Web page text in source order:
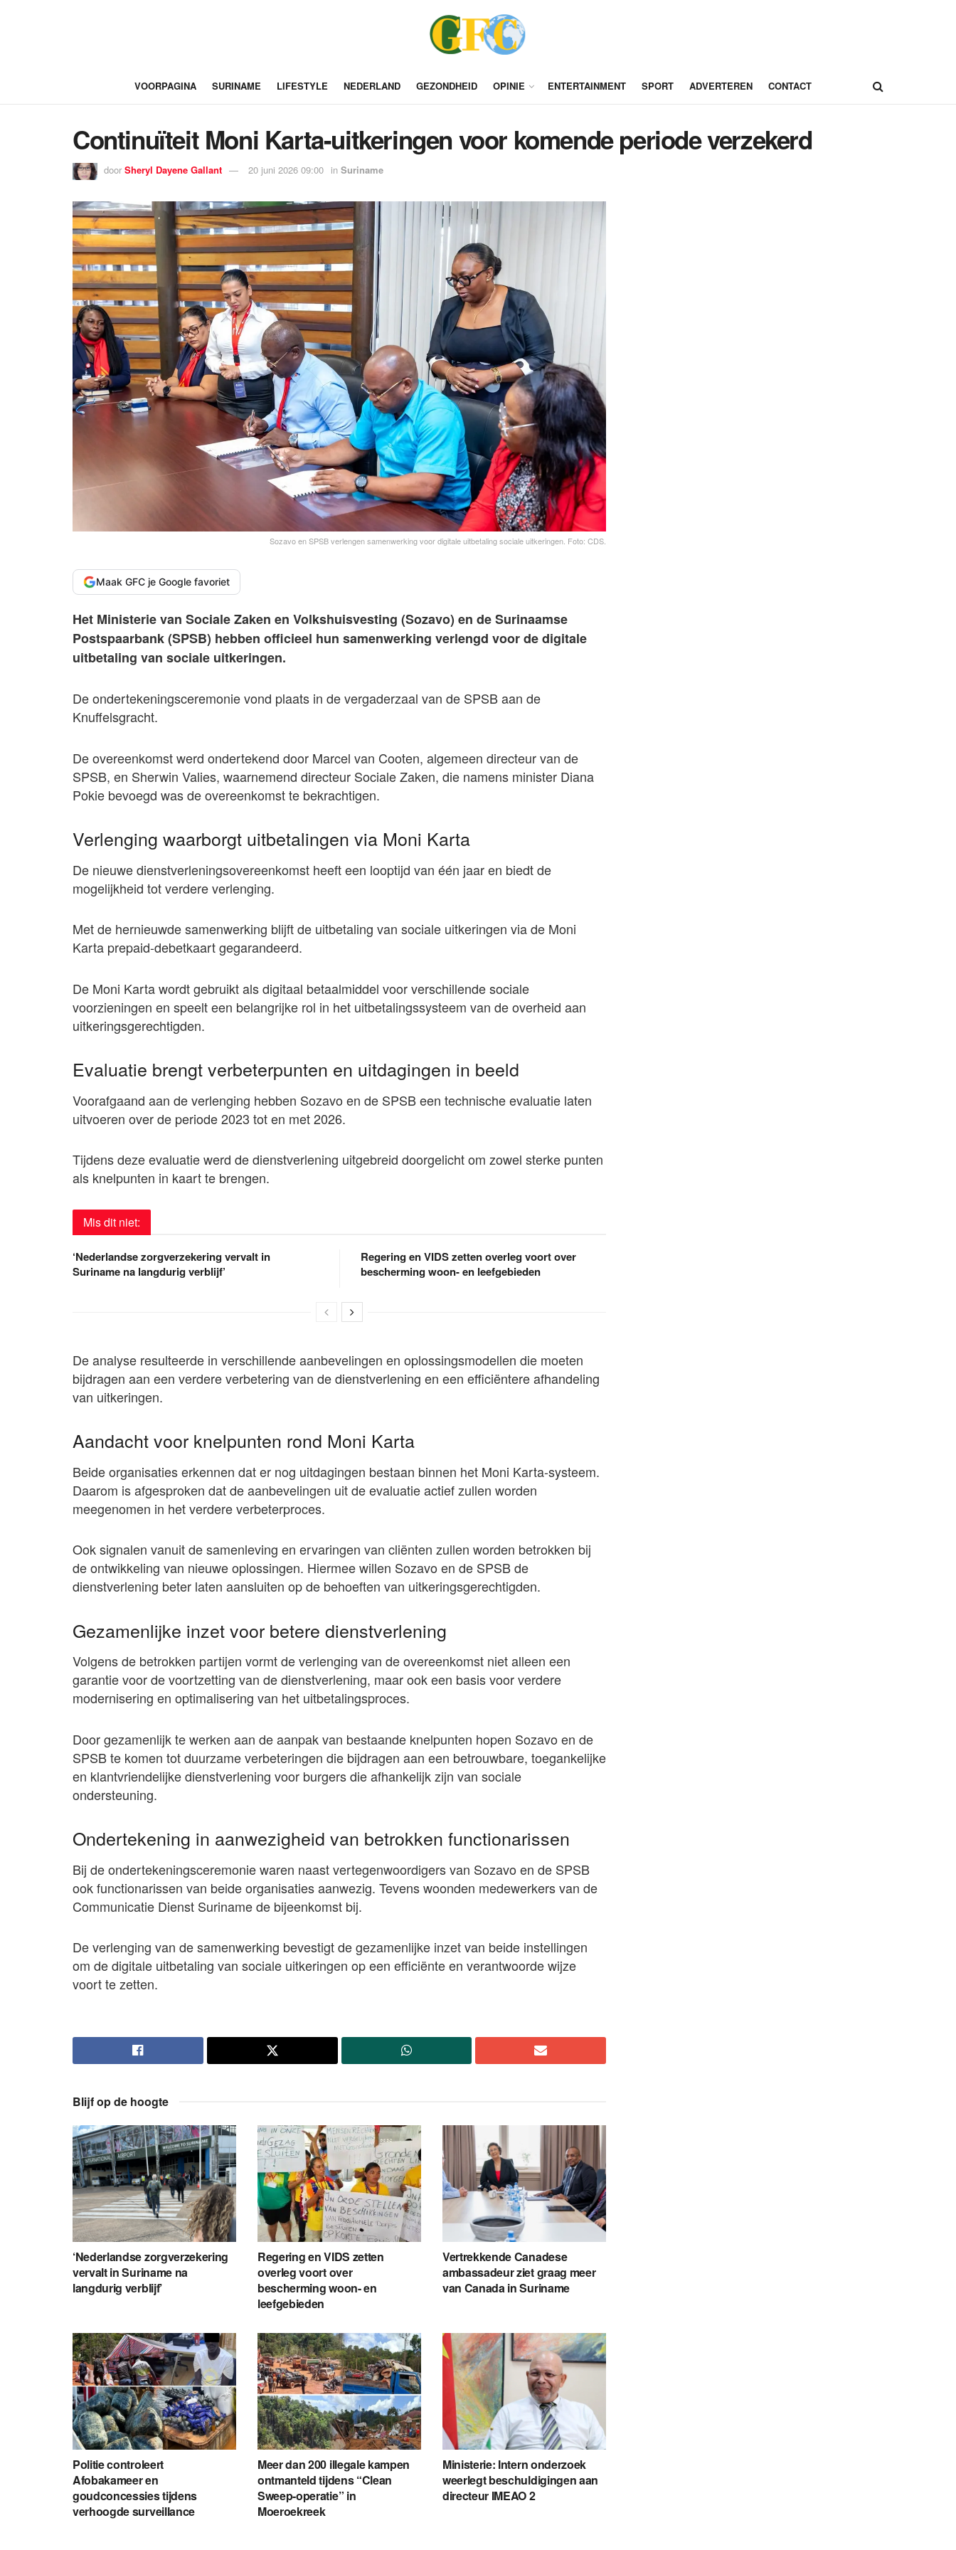
VOORPAGINA SURINAME LIFESTYLE NEDERLAND GEZONDHEID OPINIE ENTERTAINMENT SPORT ADVERTEREN CONTACT
Continuïteit Moni Karta-uitkeringen voor komende periode verzekerd
door Sheryl Dayene Gallant 20 juni 2026 09:00 in Suriname
Sozavo en SPSB verlengen samenwerking voor digitale uitbetaling sociale uitkeringen. Foto: CDS.
Maak GFC je Google favoriet
Het Ministerie van Sociale Zaken en Volkshuisvesting (Sozavo) en de Surinaamse
Postspaarbank (SPSB) hebben officieel hun samenwerking verlengd voor de digitale
uitbetaling van sociale uitkeringen.
De ondertekeningsceremonie vond plaats in de vergaderzaal van de SPSB aan de
Knuffelsgracht.
De overeenkomst werd ondertekend door Marcel van Cooten, algemeen directeur van de
SPSB, en Sherwin Valies, waarnemend directeur Sociale Zaken, die namens minister Diana
Pokie bevoegd was de overeenkomst te bekrachtigen.
Verlenging waarborgt uitbetalingen via Moni Karta
De nieuwe dienstverleningsovereenkomst heeft een looptijd van één jaar en biedt de
mogelijkheid tot verdere verlenging.
Met de hernieuwde samenwerking blijft de uitbetaling van sociale uitkeringen via de Moni
Karta prepaid-debetkaart gegarandeerd.
De Moni Karta wordt gebruikt als digitaal betaalmiddel voor verschillende sociale
voorzieningen en speelt een belangrijke rol in het uitbetalingssysteem van de overheid aan
uitkeringsgerechtigden.
Evaluatie brengt verbeterpunten en uitdagingen in beeld
Voorafgaand aan de verlenging hebben Sozavo en de SPSB een technische evaluatie laten
uitvoeren over de periode 2023 tot en met 2026.
Tijdens deze evaluatie werd de dienstverlening uitgebreid doorgelicht om zowel sterke punten
als knelpunten in kaart te brengen.
Mis dit niet:
‘Nederlandse zorgverzekering vervalt in
Suriname na langdurig verblijf’
Regering en VIDS zetten overleg voort over
bescherming woon- en leefgebieden
De analyse resulteerde in verschillende aanbevelingen en oplossingsmodellen die moeten
bijdragen aan een verdere verbetering van de dienstverlening en een efficiëntere afhandeling
van uitkeringen.
Aandacht voor knelpunten rond Moni Karta
Beide organisaties erkennen dat er nog uitdagingen bestaan binnen het Moni Karta-systeem.
Daarom is afgesproken dat de aanbevelingen uit de evaluatie actief zullen worden
meegenomen in het verdere verbeterproces.
Ook signalen vanuit de samenleving en ervaringen van cliënten zullen worden betrokken bij
de ontwikkeling van nieuwe oplossingen. Hiermee willen Sozavo en de SPSB de
dienstverlening beter laten aansluiten op de behoeften van uitkeringsgerechtigden.
Gezamenlijke inzet voor betere dienstverlening
Volgens de betrokken partijen vormt de verlenging van de overeenkomst niet alleen een
garantie voor de voortzetting van de dienstverlening, maar ook een basis voor verdere
modernisering en optimalisering van het uitbetalingsproces.
Door gezamenlijk te werken aan de aanpak van bestaande knelpunten hopen Sozavo en de
SPSB te komen tot duurzame verbeteringen die bijdragen aan een betrouwbare, toegankelijke
en klantvriendelijke dienstverlening voor burgers die afhankelijk zijn van sociale
ondersteuning.
Ondertekening in aanwezigheid van betrokken functionarissen
Bij de ondertekeningsceremonie waren naast vertegenwoordigers van Sozavo en de SPSB
ook functionarissen van beide organisaties aanwezig. Tevens woonden medewerkers van de
Communicatie Dienst Suriname de bijeenkomst bij.
De verlenging van de samenwerking bevestigt de gezamenlijke inzet van beide instellingen
om de digitale uitbetaling van sociale uitkeringen op een efficiënte en verantwoorde wijze
voort te zetten.
Blijf op de hoogte
‘Nederlandse zorgverzekering
vervalt in Suriname na
langdurig verblijf’
Regering en VIDS zetten
overleg voort over
bescherming woon- en
leefgebieden
Vertrekkende Canadese
ambassadeur ziet graag meer
van Canada in Suriname
Politie controleert
Afobakameer en
goudconcessies tijdens
verhoogde surveillance
Meer dan 200 illegale kampen
ontmanteld tijdens “Clean
Sweep-operatie” in
Moeroekreek
Ministerie: Intern onderzoek
weerlegt beschuldigingen aan
directeur IMEAO 2